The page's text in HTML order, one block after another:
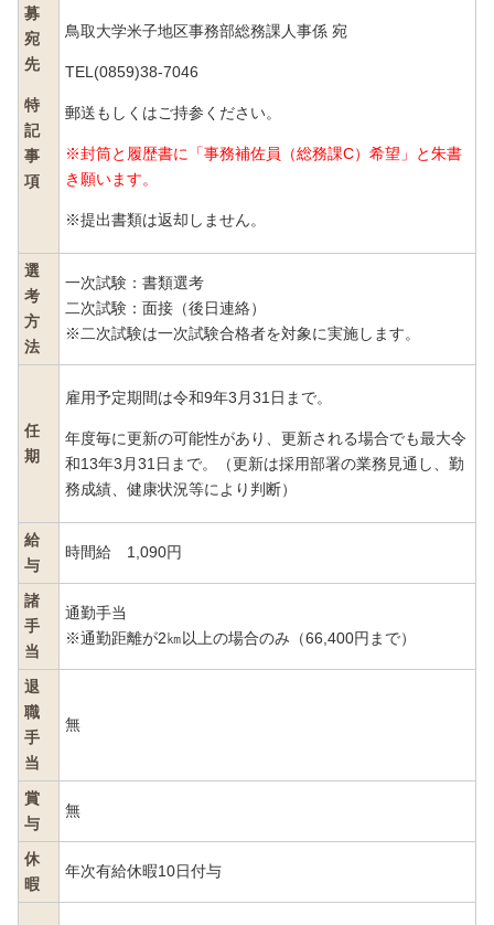
募
宛
先
特
記
事
項
鳥取大学米子地区事務部総務課人事係 宛
TEL(0859)38-7046
郵送もしくはご持参ください。
※封筒と履歴書に「事務補佐員（総務課C）希望」
と朱書
き願います。
※提出書類は返却しません。
選
考
方
法
一次試験：書類選考
二次試験：面接（後日連絡）
※二次試験は一次試験合格者を対象に実施します。
任
期
雇用予定期間は令和9年3月31日まで。
年度毎に更新の可能性があり、更新される場合でも最大令
和13年3月31日まで。（更新は採用部署の業務見通し、勤
務成績、健康状況等により判断）
給
与
時間給 1,090円
諸
手
当
通勤手当
※通勤距離が2㎞以上の場合のみ（66,400円まで）
退
職
手
当
無
賞
与
無
休
暇
年次有給休暇10日付与